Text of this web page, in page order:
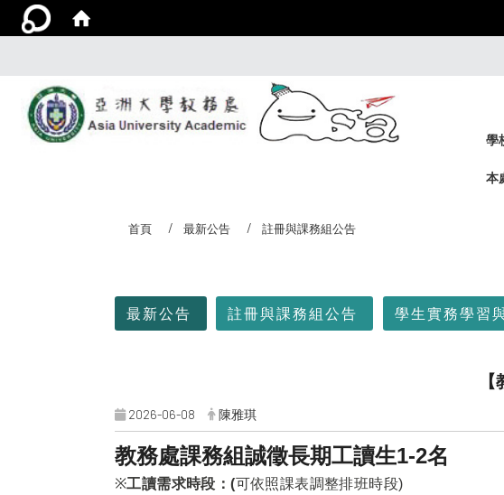
學
本
首頁 最新公告 註冊與課務組公告
最新公告 註冊與課務組公告 學生實務學習
2026-06-08 陳雅琪
教務處課務組誠徵長期工讀生1-2名
※工讀需求時段：(可依照課表調整排班時段)